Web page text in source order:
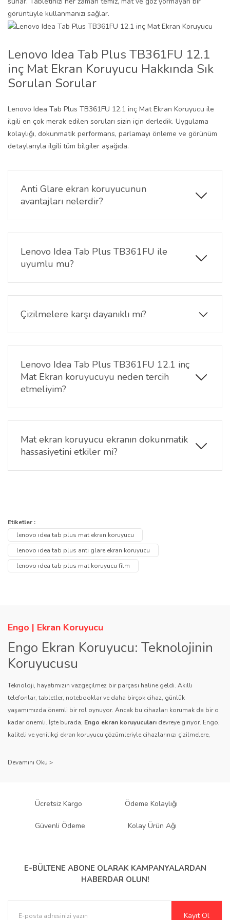
görüntüyle kullanmanızı sağlar.
Lenovo Idea Tab Plus TB361FU 12.1
inç Mat Ekran Koruyucu Hakkında Sık
Sorulan Sorular
Lenovo Idea Tab Plus TB361FU 12.1 inç Mat Ekran Koruyucu ile
ilgili en çok merak edilen soruları sizin için derledik. Uygulama
kolaylığı, dokunmatik performans, parlamayı önleme ve görünüm
detaylarıyla ilgili tüm bilgiler aşağıda.
Anti Glare ekran koruyucunun
avantajları nelerdir?
Lenovo Idea Tab Plus TB361FU 12.1 inç Mat Ekran
Koruyucu güneş ışığı veya parlak ortamlarda
ekranınızı net görmenizi sağlar, göz yorgunluğunu
azaltır ve daha rahat bir kullanım deneyimi sunar.
Lenovo Idea Tab Plus TB361FU ile
uyumlu mu?
Evet, 12.1 inç ekran boyutuna sahip Lenovo Idea
Tab Plus TB361FU modeli için özel olarak
tasarlanmıştır ve tam uyumludur.
Çizilmelere karşı dayanıklı mı?
Evet, Lenovo Idea Tab Plus TB361FU 12.1 inç Mat
Ekran Koruyucu sert kaplama teknolojisi ekranı
çiziklere ve günlük aşınmalara karşı korur.
Lenovo Idea Tab Plus TB361FU 12.1 inç
Mat Ekran koruyucuyu neden tercih
etmeliyim?
Mat ekran koruyucu, yansımaları azaltarak özellikle
parlak ışık altında rahat kullanım sağlar. Göz
yorgunluğunu azaltır ve ekranı çizilmelere karşı
korur.
Mat ekran koruyucu ekranın dokunmatik
hassasiyetini etkiler mi?
Hayır,Lenovo Idea Tab Plus TB361FU 12.1 inç mat
Yorum Yaz
konularda yetersiz gördüğünüz noktaları öneri formunu kullanarak
tarafımıza iletebilirsiniz.
Görüş ve önerileriniz için teşekkür ederiz.
Ürün resmi kalitesiz, bozuk veya görüntülenemiyor.
Ürün fiyatı diğer sitelerden daha pahalı.
Bu ürüne benzer farklı alternatifler olmalı.
Gönder
Soru Sor
Etiketler :
lenovo ıdea tab plus mat ekran koruyucu
lenovo ıdea tab plus anti glare ekran koruyucu
lenovo ıdea tab plus mat koruyucu film
Engo | Ekran Koruyucu
Engo Ekran Koruyucu: Teknolojinin
Koruyucusu
Teknoloji, hayatımızın vazgeçilmez bir parçası haline geldi. Akıllı
telefonlar, tabletler, notebooklar ve daha birçok cihaz, günlük
yaşamımızda önemli bir rol oynuyor. Ancak bu cihazları korumak da bir o
kadar önemli. İşte burada, Engo ekran koruyucuları devreye giriyor. Engo,
kaliteli ve yenilikçi ekran koruyucu çözümleriyle cihazlarınızı çizilmelere,
sağlıyor.
Engo ekran koruyucuları
, uzun yıllara dayanan tecrübesi ve teknolojiye
ürününü titiz bir kalite kontrol sürecinden geçirir. Kullanıcı dostu tasarımı
Çeşitlilik ve Uyum: Engo Ekran
Koruyucuları
Ücretsiz Kargo Ödeme Kolaylığı
Güvenli Ödeme Kolay Ürün Ağı
E-BÜLTENE ABONE OLARAK KAMPANYALARDAN
HABERDAR OLUN!
Kayıt Ol